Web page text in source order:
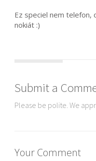
Ez speciel nem telefon,
nokiát :)
Submit a
Please be polite. We
Your Comment